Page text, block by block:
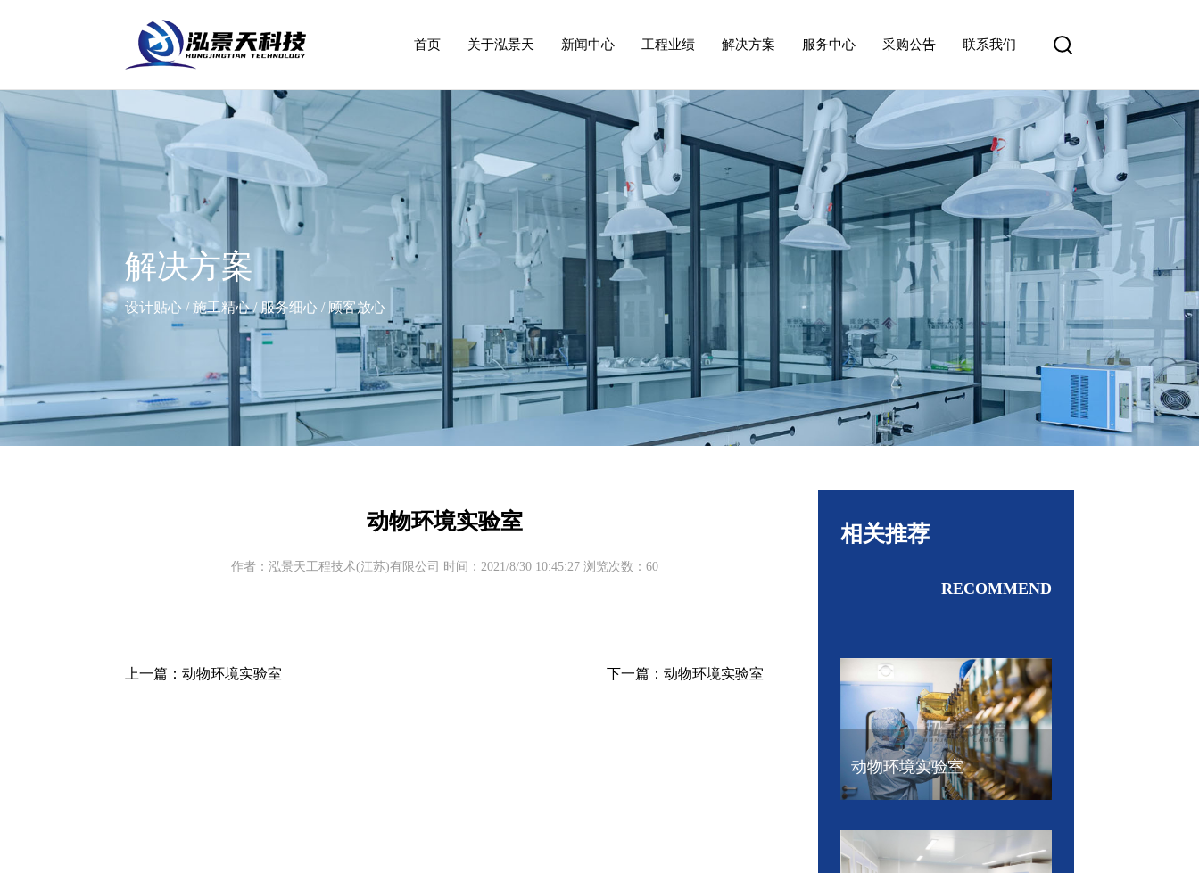
首页 关于泓景天 新闻中心 工程业绩 解决方案 服务中心 采购公告 联系我们
解决方案
设计贴心 / 施工精心 / 服务细心 / 顾客放心
动物环境实验室
作者：泓景天工程技术(江苏)有限公司 时间：2021/8/30 10:45:27 浏览次数： 60
上一篇：动物环境实验室 下一篇：动物环境实验室
相关推荐
RECOMMEND
动物环境实验室